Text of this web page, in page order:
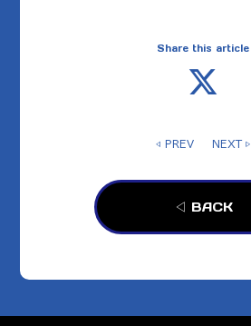
Share this article
◁ PREV NEXT ▷
◁ BACK